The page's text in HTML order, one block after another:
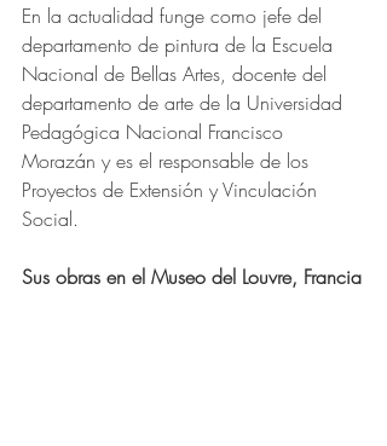
En la actualidad funge como jefe del
departamento de pintura de la Escuela
Nacional de Bellas Artes, docente del
departamento de arte de la Universidad
Pedagógica Nacional Francisco
Morazán y es el responsable de los
Proyectos de Extensión y Vinculación
Social.
Sus obras en el Museo del Louvre, Francia